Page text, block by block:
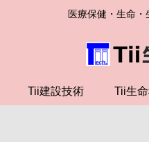
医療保健・生命・
Tii建設技術 Tii生